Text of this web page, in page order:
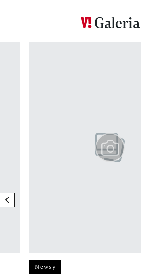
Galeria
previous element
Newsy